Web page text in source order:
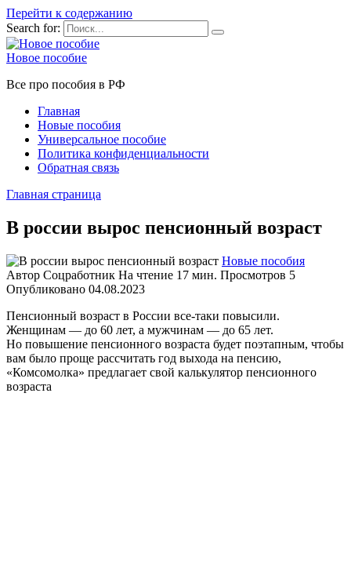
Перейти к содержанию
Search for:
Новое пособие
Все про пособия в РФ
Главная
Новые пособия
Универсальное пособие
Политика конфиденциальности
Обратная связь
Главная страница
В россии вырос пенсионный возраст
Новые пособия
Автор Соцработник На чтение 17 мин. Просмотров 5
Опубликовано 04.08.2023
Пенсионный возраст в России все-таки повысили.
Женщинам — до 60 лет, а мужчинам — до 65 лет.
Но повышение пенсионного возраста будет поэтапным, чтобы
вам было проще рассчитать год выхода на пенсию,
«Комсомолка» предлагает свой калькулятор пенсионного
возраста